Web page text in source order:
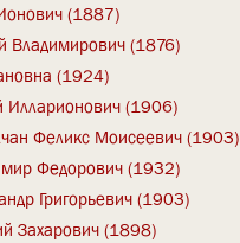
(1887)
Владимирович (1876)
(1924)
Илларионович (1906)
Феликс Моисеевич (1903)
Федорович (1932)
Григорьевич (1903)
Захарович (1898)